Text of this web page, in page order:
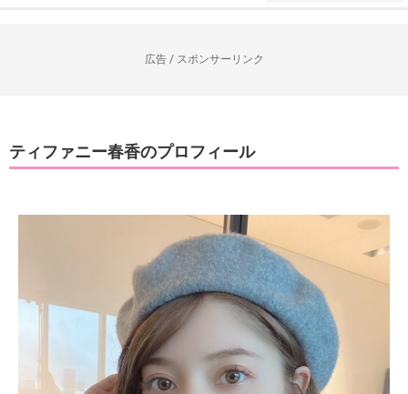
広告 / スポンサーリンク
ティファニー春香のプロフィール